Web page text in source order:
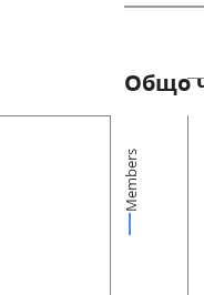
Общо
Members